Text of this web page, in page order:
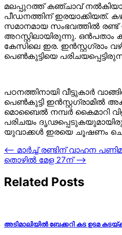
മലപ്പുറത്ത് കഞ്ചാവ്
പീഡനത്തിന് ഇരയാക്കിയത്.
സമാനമായ സംഭവത്തിൽ രണ്ട്
അറസ്റ്റിലായിരുന്നു.
കേസിലെ ഇര. ഇൻസ്റ്റഗ്രാം
പെൺകുട്ടിയെ
പഠനത്തിനായി വീട്ടുകാർ
പെൺകുട്ടി ഇൻസ്റ്റഗ്രാമിൽ
മൊബൈൽ നമ്പർ കൈമാറി
പരിചയം
യുവാക്കൾ ഇരയെ ചൂഷണം
Post
navigation
⟵ മാര്‍ച്ച് രണ്ടിന് വാഹന
തൊഴില്‍ മേള 27ന് ⟶
Related Posts
അടിമാലിയിൽ ബേക്കറി കട ഉടമ